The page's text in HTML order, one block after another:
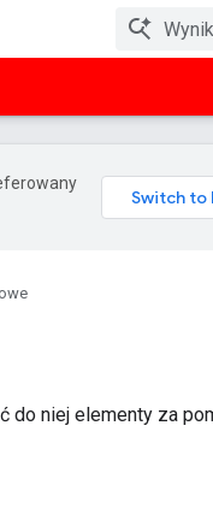
do niej elementy za